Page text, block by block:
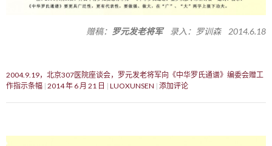
赠稿： 罗元发老将军录入：罗训森 2014.6.18
2004.9.19，北京307医院座谈会，罗元发老将军向《中华罗氏通谱》编委会赠工
作指示条幅 2014 年 6 月 21 日 LUOXUNSEN 添加评论